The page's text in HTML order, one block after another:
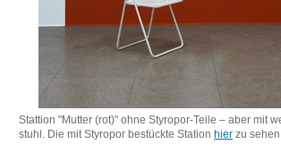
Stattion "Mutter (rot)" ohne Styropor-Teile – aber mit
stuhl. Die mit Styropor bestückte Station hier zu sehen